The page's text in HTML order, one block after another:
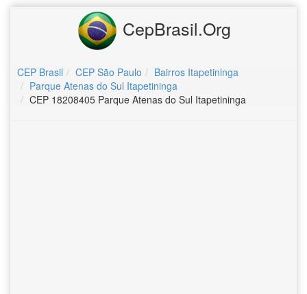
CepBrasil.Org
CEP Brasil CEP São Paulo
Bairros Itapetininga
Parque Atenas do Sul Itapetininga
CEP 18208405 Parque Atenas do Sul Itapetininga